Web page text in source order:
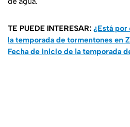
TE PUEDE INTERESAR: ¿Está por
la temporada de tormentones en
Fecha de inicio de la temporada